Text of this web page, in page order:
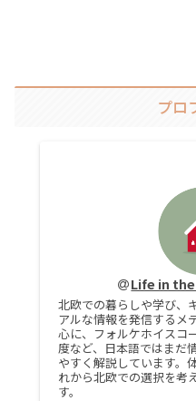
プロ
Life in
北欧での暮らしや学び、
アルな情報を発信するメ
心に、フォルケホイスコ
度など、日本語ではまだ
やすく解説しています。
れから北欧での選択を考
す。